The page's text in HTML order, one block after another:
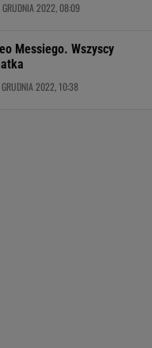
2022, 08:09
Messiego. Wszyscy
2022, 10:38